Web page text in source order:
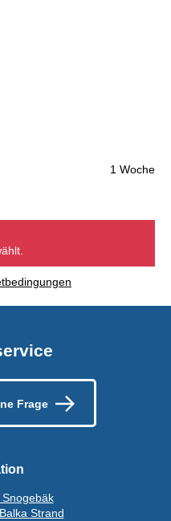
1 Woche
Frage
Strand